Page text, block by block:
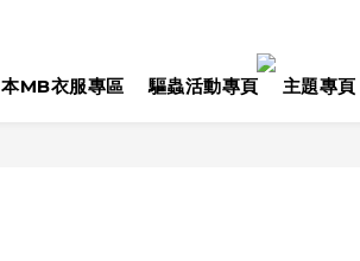
MB衣服專區 驅蟲活動專頁 主題專頁